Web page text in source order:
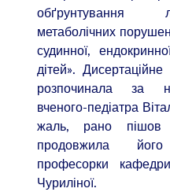
обґрунтування
метаболічних
судинної,
дітей».
розпочинала за
вченого-педіатра
жаль, рано пішов
продовжила
професорки
Чуриліної.